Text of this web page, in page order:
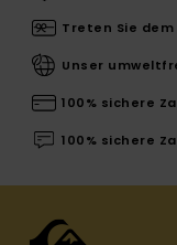
Treten Sie
Unser
100% sichere
100% sichere